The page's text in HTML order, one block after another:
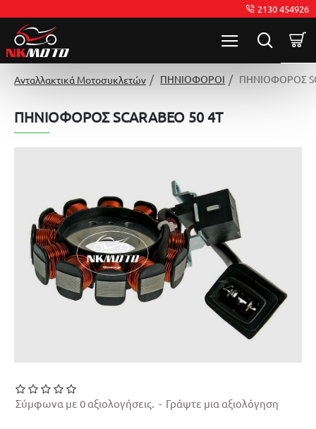
2130 454926
Ανταλλακτικά Μοτοσυκλετών ΠΗΝΙΟΦΟΡΟΙ ΠΗΝΙΟΦΟΡΟΣ
ΠΗΝΙΟΦΟΡΟΣ SCARABEO 50 4T
Σύμφωνα με 0 αξιολογήσεις. - Γράψτε μια αξιολόγηση